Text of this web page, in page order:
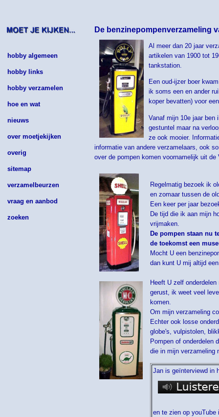
hobby algemeen
hobby links
hobby verzamelen
hoe en wat
nieuws
over moetjekijken
overig
sitemap
verzamelbeurzen
vraag en aanbod
zoeken
De benzinepompenverzameling
Al meer dan 20 jaar
artikelen van 1900 tot
tankstation.
Een oud-ijzer boer
ik soms een en ander
koper bevatten) voor
Vanaf mijn 10e jaar ben
gestuntel maar na
ze ook mooier.
informatie van andere verzamelaars, ook
over de pompen komen voornamelijk uit de
Regelmatig bezoek ik
en zomaar tussen de
Een keer per jaar
De tijd die ik aan mijn
vrijmaken.
De pompen staan nu
de toekomst een
Mocht U een
dan kunt U mij altijd
Heeft U zelf
gerust, ik weet veel
komen.
Om mijn verzameling
Echter ook losse
globe's, vulpistolen,
Pompen of onderdelen
die in mijn verzameling
Jan is geïnterviewd in
en te zien op youTube